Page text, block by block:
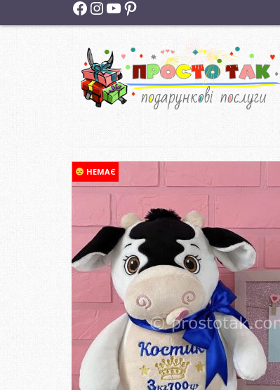
Facebook
Instagram
YouTube
Pinterest
НЕМАЄ